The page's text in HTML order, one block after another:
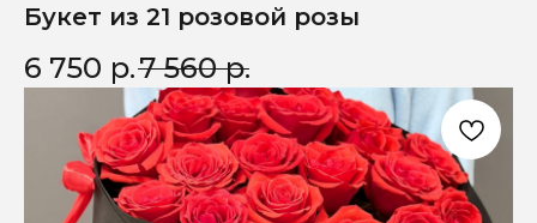
Букет из 21 розовой розы
6 750 р.7 560 р.